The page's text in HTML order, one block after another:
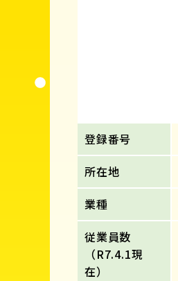
登録番号
所在地
業種
従業員数
（R7.4.1現
在）